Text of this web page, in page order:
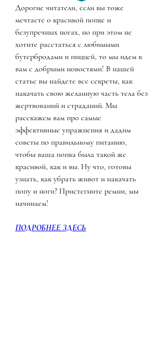
Дорогие читатели, если вы тоже
мечтаете о красивой попке и
безупречных ногах, но при этом не
хотите расстаться с любимыми
бутербродами и пиццей, то мы идем к
вам с добрыми новостями! В нашей
статье вы найдете все секреты, как
накачать свою желанную часть тела без
жертвований и страданий. Мы
расскажем вам про самые
эффективные упражнения и дадим
советы по правильному питанию,
чтобы ваша попка была такой же
красивой, как и вы. Ну что, готовы
узнать, как убрать живот и накачать
попу и ноги? Пристегните ремни, мы
начинаем!
ПОДРОБНЕЕ ЗДЕСЬ